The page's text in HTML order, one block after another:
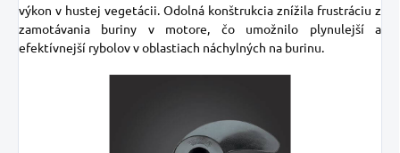
výkon v hustej vegetácii. Odolná konštrukcia znížila frustráciu z
zamotávania buriny v motore, čo umožnilo plynulejší a
efektívnejší rybolov v oblastiach náchylných na burinu.